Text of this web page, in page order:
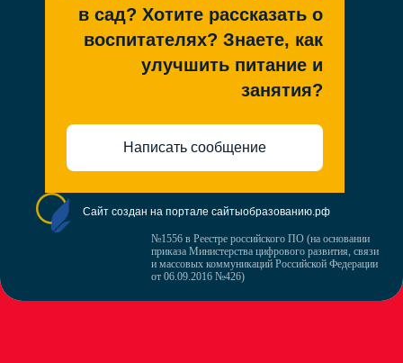
в сад? Хотите рассказать о
воспитателях? Знаете, как
улучшить питание и
занятия?
Написать сообщение
Сайт создан на портале сайтыобразованию.рф
№1556 в Реестре российского ПО (на основании
приказа Министерства цифрового развития, связи
и массовых коммуникаций Российской Федерации
от 06.09.2016 №426)